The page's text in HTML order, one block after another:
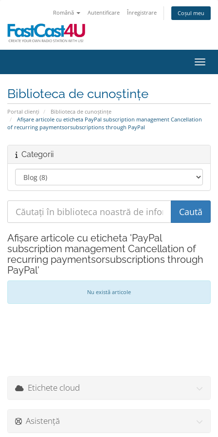
Română Autentificare Înregistrare Coșul meu
Biblioteca de cunoștințe
Portal clienți
Biblioteca de cunoștințe
Afișare articole cu eticheta PayPal subscription management Cancellation
of recurring paymentsorsubscriptions through PayPal
Categorii
Afișare articole cu eticheta 'PayPal
subscription management Cancellation of
recurring paymentsorsubscriptions through
PayPal'
Nu există articole
Etichete cloud
Asistență